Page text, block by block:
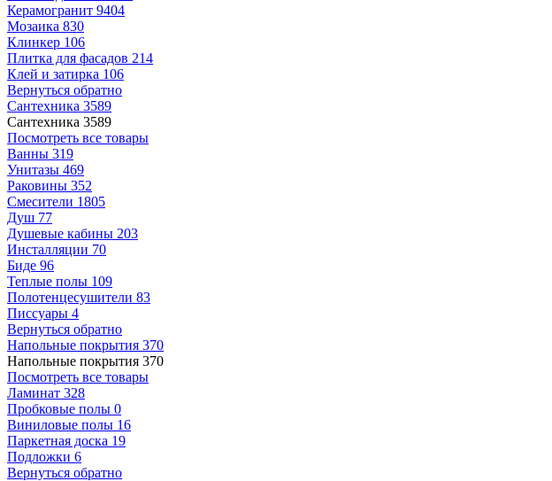
Керамогранит 9404
Мозаика 830
Клинкер 106
Плитка для фасадов 214
Клей и затирка 106
Вернуться обратно
Сантехника 3589
Сантехника 3589
Посмотреть все товары
Ванны 319
Унитазы 469
Раковины 352
Смесители 1805
Душ 77
Душевые кабины 203
Инсталляции 70
Биде 96
Теплые полы 109
Полотенцесушители 83
Писсуары 4
Вернуться обратно
Напольные покрытия 370
Напольные покрытия 370
Посмотреть все товары
Ламинат 328
Пробковые полы 0
Виниловые полы 16
Паркетная доска 19
Подложки 6
Вернуться обратно